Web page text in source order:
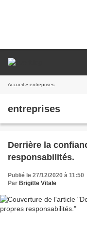
Accueil » entreprises
entreprises
Derrière la
responsabilités.
Publié le 27/12/2020 à 11:50
Par Brigitte Vitale